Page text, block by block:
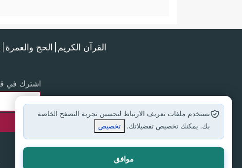
القرآن الكريم الحج والعمرة
اشترك في
نستخدم ملفات تعريف الارتباط لتحسين تجربة التصفح الخاصة
بك. يمكنك تخصيص تفضيلاتك.
تخصيص
موافق